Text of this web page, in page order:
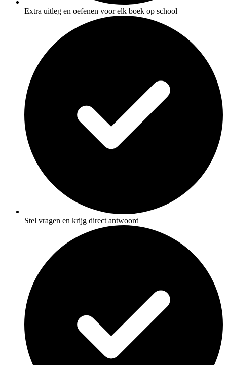
Extra uitleg en oefenen voor elk boek op school
Stel vragen en krijg direct antwoord